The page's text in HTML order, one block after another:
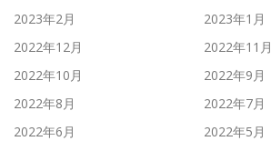
2023年2月
2023年1月
2022年12月
2022年11月
2022年10月
2022年9月
2022年8月
2022年7月
2022年6月
2022年5月